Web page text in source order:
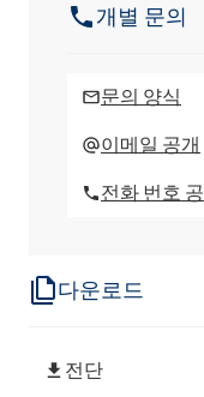
다운로드
전단
테르)
개별 문의
문의 양식
이메일 공개
전화 번호